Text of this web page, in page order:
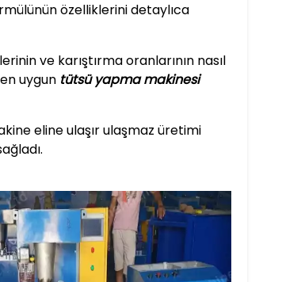
özelliklerini detaylıca
ve karıştırma oranlarının nasıl
uygun tütsü yapma makinesi
eline ulaşır ulaşmaz üretimi